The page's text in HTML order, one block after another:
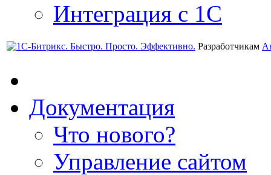
Интеграция с 1С
Разработчикам
Документация
Что нового?
Управление сайтом